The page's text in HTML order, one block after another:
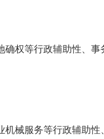
权等行政辅助性、事
服务等行政辅助性